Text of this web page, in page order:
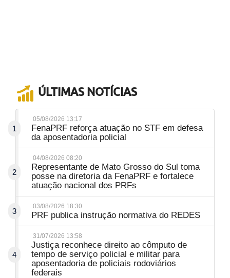
ÚLTIMAS NOTÍCIAS
1
05/08/2026 13:17
FenaPRF reforça atuação no STF em defesa
da aposentadoria policial
2
04/08/2026 08:20
Representante de Mato Grosso do Sul toma
posse na diretoria da FenaPRF e fortalece
atuação nacional dos PRFs
3
03/08/2026 18:30
PRF publica instrução normativa do REDES
4
31/07/2026 13:58
Justiça reconhece direito ao cômputo de
tempo de serviço policial e militar para
aposentadoria de policiais rodoviários
federais